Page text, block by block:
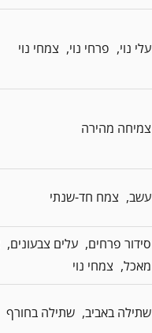
עלי נוי פרחי נוי צמחי נוי
צמיחה מהירה
עשב צמח חד-שנתי
סידור פרחים עלים צבעונים
מאכל
צמחי נוי
שתילה באביב שתילה בחורף